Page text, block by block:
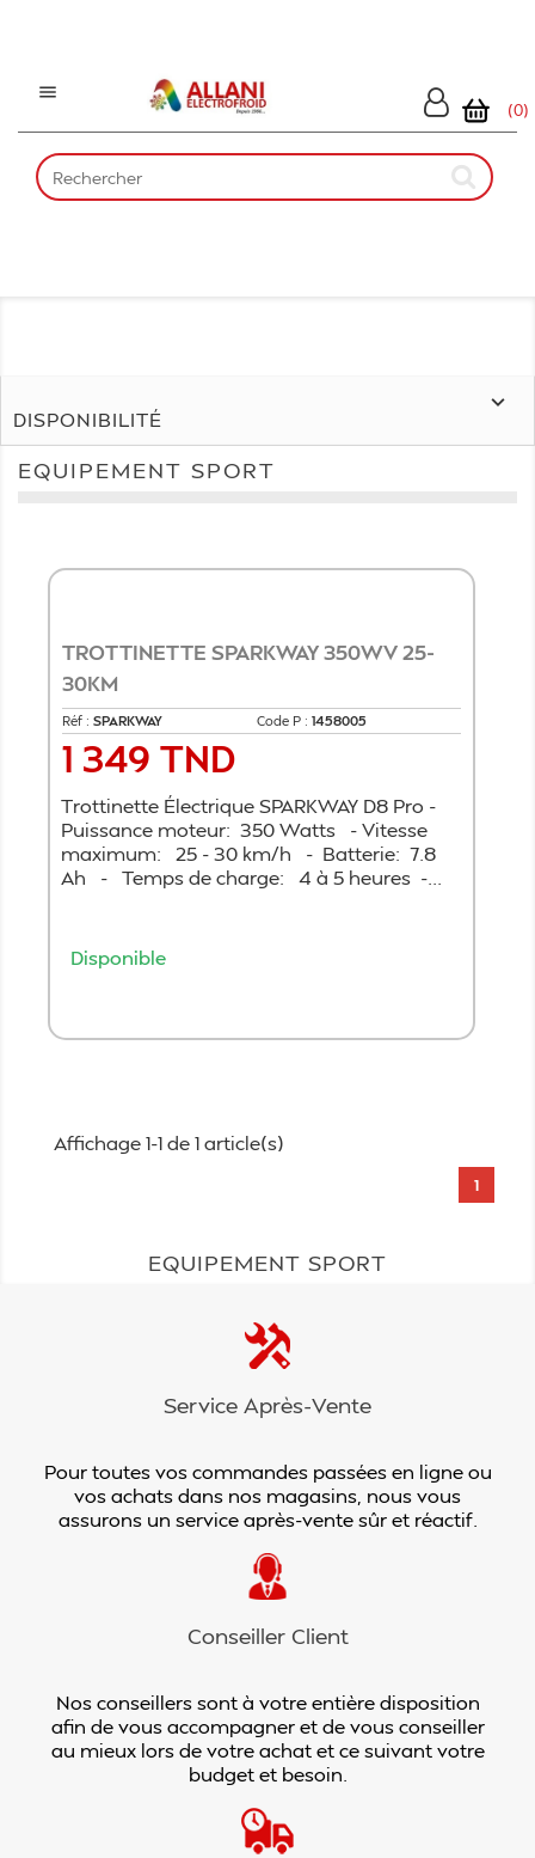

(0)
DISPONIBILITÉ

EQUIPEMENT SPORT
TROTTINETTE SPARKWAY 350WV 25-
30KM
Réf : SPARKWAY Code P : 1458005
Prix
1 349 TND
Trottinette Électrique SPARKWAY D8 Pro -
Puissance moteur: 350 Watts - Vitesse
maximum: 25 - 30 km/h - Batterie: 7.8
Ah - Temps de charge: 4 à 5 heures -...
Disponible
Affichage 1-1 de 1 article(s)
1
EQUIPEMENT SPORT
Service Après-Vente
Pour toutes vos commandes passées en ligne ou
vos achats dans nos magasins, nous vous
assurons un service après-vente sûr et réactif.
Conseiller Client
Nos conseillers sont à votre entière disposition
afin de vous accompagner et de vous conseiller
au mieux lors de votre achat et ce suivant votre
budget et besoin.